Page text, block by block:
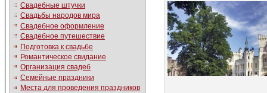
Свадебные штучки
Свадьбы народов мира
Свадебное оформление
Свадебное путешествие
Подготовка к свадьбе
Романтическое свидание
Организация свадеб
Семейные праздники
Места для проведения праздников